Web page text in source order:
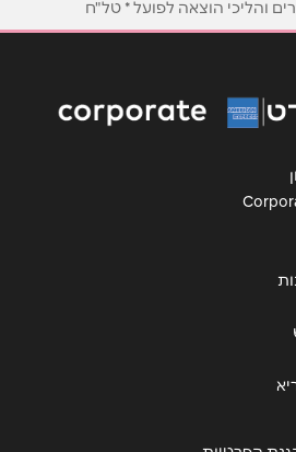
ל...
והליכי הוצאה לפועל * טל"ח